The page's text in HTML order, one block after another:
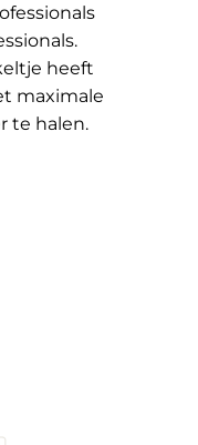
heeft
maximale
te halen.